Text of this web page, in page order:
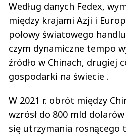
Według danych Fedex,
między krajami Azji i
połowy światowego
czym dynamiczne tempo
źródło w Chinach, drugiej
gospodarki na świecie .
W 2021 r. obrót między
wzrósł do 800 mld
się utrzymania rosnącego